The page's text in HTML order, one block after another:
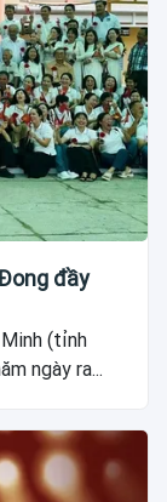
đầy
(tỉnh
ngày ra...